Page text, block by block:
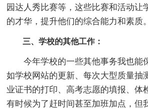
园达人秀比赛等，这些比赛和活动让
的才华，提升他们的综合能力和素质。
三、学校的其他工作：
今年学校的一些其他事务我也能
如学校网站的更新、每次大型质量抽
业证书的打印、高考志愿的填报、体
有时候为了赶时间甚至加班加点，但